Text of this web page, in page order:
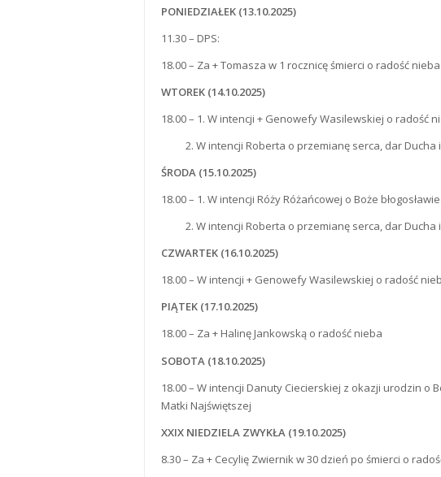
PONIEDZIAŁEK (13.10.2025)
11.30 – DPS:
18.00 – Za + Tomasza w 1 rocznicę śmierci o radość nieba
WTOREK (14.10.2025)
18.00 – 1. W intencji + Genowefy Wasilewskiej o radość
2. W intencji Roberta o przemianę serca, dar Ducha i
ŚRODA (15.10.2025)
18.00 – 1. W intencji Róży Różańcowej o Boże
2. W intencji Roberta o przemianę serca, dar Ducha i
CZWARTEK (16.10.2025)
18.00 – W intencji + Genowefy Wasilewskiej o radość
PIĄTEK (17.10.2025)
18.00 – Za + Halinę Jankowską o radość nieba
SOBOTA (18.10.2025)
18.00 – W intencji Danuty Ciecierskiej z okazji urodzin o
Matki Najświętszej
XXIX NIEDZIELA ZWYKŁA (19.10.2025)
8.30 – Za + Cecylię Zwiernik w 30 dzień po śmierci o